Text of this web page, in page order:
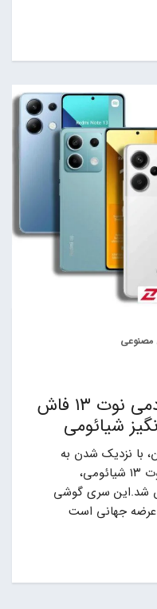
مشخصات کامل سری ردمی نوت ۱۳ فاش
شیائومی
با نزدیک شدن به
زمان عرضه‌ی جهانی سری ردمی نوت ۱۳ شیائومی،
شد.این سری گوشی
عرضه جهانی است